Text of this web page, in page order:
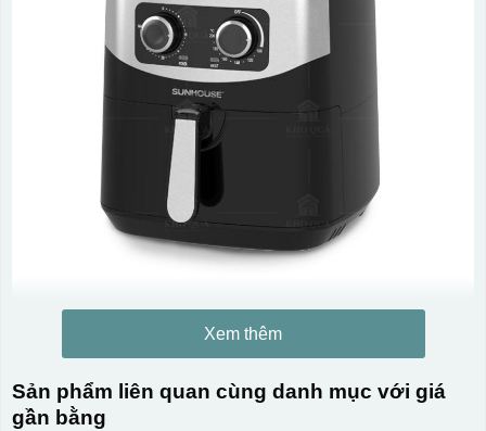
Xem thêm
Sản phẩm liên quan cùng danh mục với giá
gần bằng